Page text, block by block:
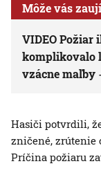
Môže vás
VIDEO Požiar
komplikovalo
vzácne maľby
Hasiči potvrdili,
zničené, zrútenie
Príčina požiaru